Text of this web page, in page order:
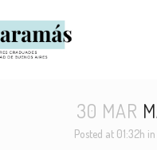
30 MAR
Posted at 01:32h in